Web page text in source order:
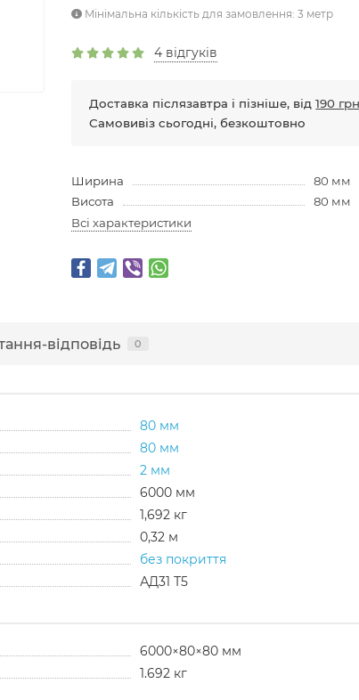
Мінімальна кількість для замовлення: 3 метр
4 відгуків
Доставка післязавтра і пізніше, від190
Самовивіз сьогодні, безкоштовно
Ширина
80 мм
Висота
80 мм
Всі характеристики
відповідь 0
80 мм
80 мм
2 мм
6000 мм
1,692 кг
0,32 м
без покриття
АД31 Т5
6000×80×80 мм
1.692 кг